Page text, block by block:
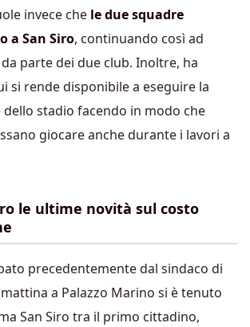
invece che le due squadre
a San Siro, continuando così ad
parte dei due club. Inoltre, ha
si rende disponibile a eseguire la
stadio facendo in modo che
giocare anche durante i lavori a
le ultime novità sul costo
precedentemente dal sindaco di
a Palazzo Marino si è tenuto
San Siro tra il primo cittadino,